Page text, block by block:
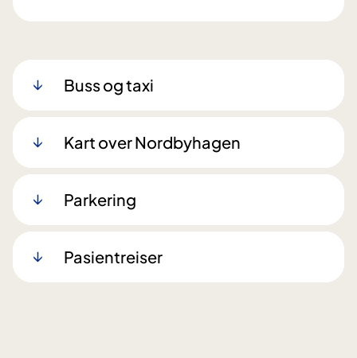
Buss og taxi
Kart over Nordbyhagen
Parkering
Pasientreiser